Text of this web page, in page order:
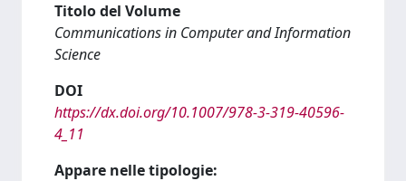
Titolo del Volume
Communications in Computer and Information
Science
DOI
https://dx.doi.org/10.1007/978-3-319-40596-
4_11
Appare nelle tipologie: